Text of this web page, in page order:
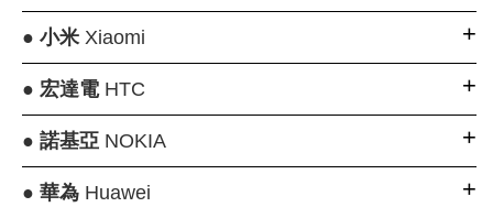
● 小米Xiaomi
● 宏達電HTC
● 諾基亞NOKIA
● 華為Huawei